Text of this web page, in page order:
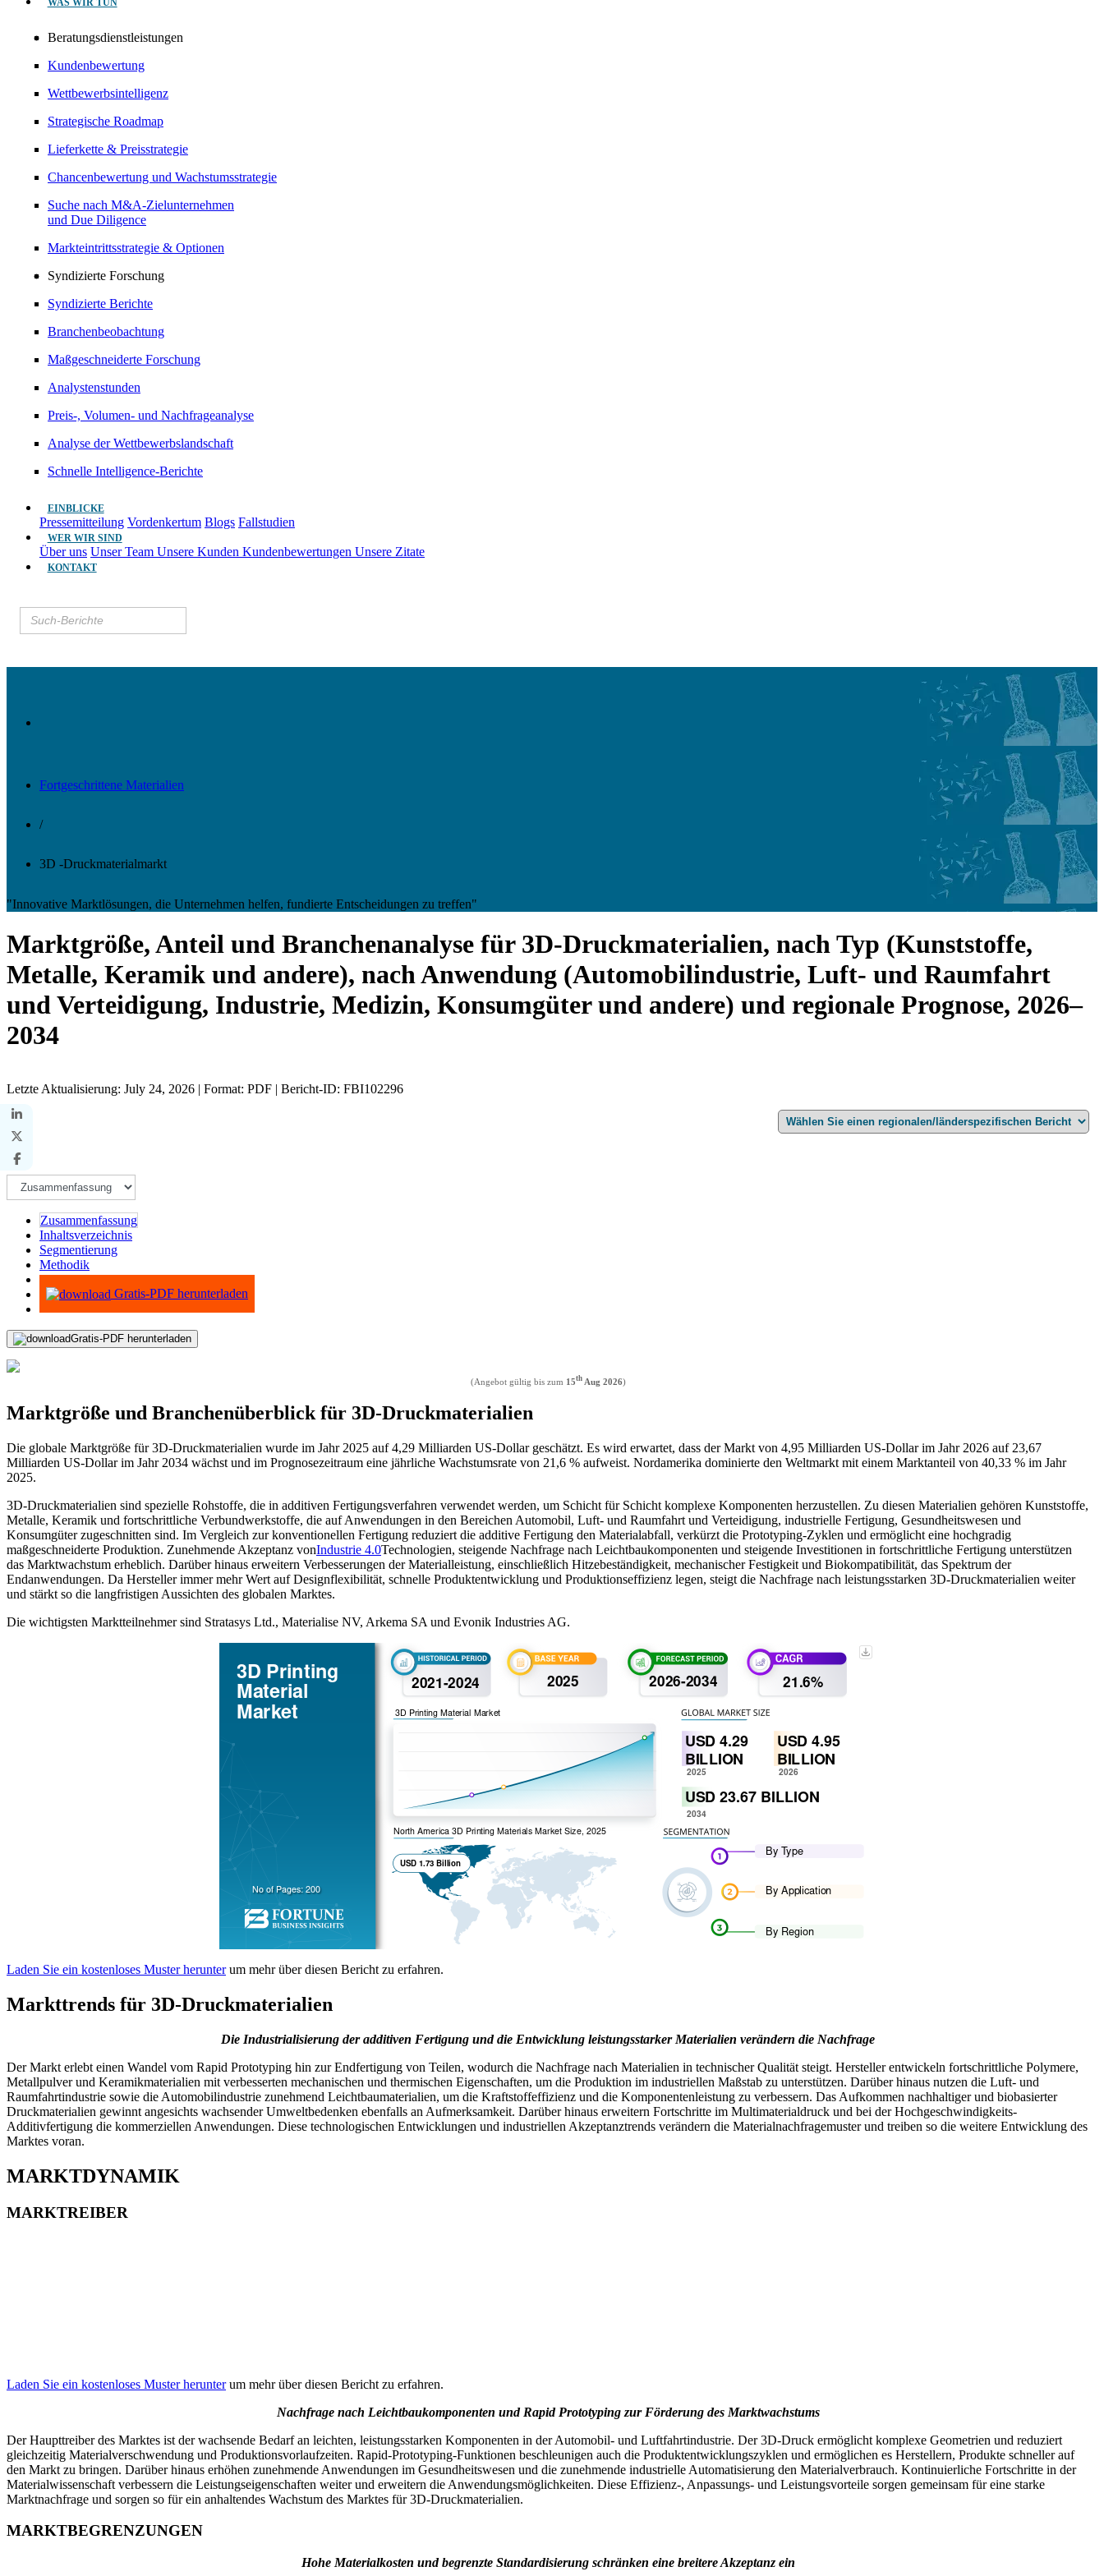
WAS WIR TUN
Beratungsdienstleistungen
Kundenbewertung
Wettbewerbsintelligenz
Strategische Roadmap
Lieferkette & Preisstrategie
Chancenbewertung und Wachstumsstrategie
Suche nach M&A-Zielunternehmen
und Due Diligence
Markteintrittsstrategie & Optionen
Syndizierte Forschung
Syndizierte Berichte
Branchenbeobachtung
Maßgeschneiderte Forschung
Analystenstunden
Preis-, Volumen- und Nachfrageanalyse
Analyse der Wettbewerbslandschaft
Schnelle Intelligence-Berichte
EINBLICKE
Pressemitteilung Vordenkertum Blogs Fallstudien
WER WIR SIND
Über uns Unser Team Unsere Kunden Kundenbewertungen Unsere Zitate
KONTAKT
Fortgeschrittene Materialien
/
3D -Druckmaterialmarkt
"Innovative Marktlösungen, die Unternehmen helfen, fundierte Entscheidungen zu treffen"
Marktgröße, Anteil und Branchenanalyse für 3D-Druckmaterialien, nach Typ (Kunststoffe,
Metalle, Keramik und andere), nach Anwendung (Automobilindustrie, Luft- und Raumfahrt
und Verteidigung, Industrie, Medizin, Konsumgüter und andere) und regionale Prognose, 2026–
2034
Letzte Aktualisierung: July 24, 2026 | Format: PDF | Bericht-ID: FBI102296
Zusammenfassung
Inhaltsverzeichnis
Segmentierung
Methodik
Infografiken
Gratis-PDF herunterladen
Gratis-PDF herunterladen
(Angebot gültig bis zum 15thAug 2026)
Marktgröße und Branchenüberblick für 3D-Druckmaterialien
Die globale Marktgröße für 3D-Druckmaterialien wurde im Jahr 2025 auf 4,29 Milliarden US-Dollar geschätzt. Es wird erwartet, dass der Markt von 4,95 Milliarden US-Dollar im Jahr 2026 auf 23,67
Milliarden US-Dollar im Jahr 2034 wächst und im Prognosezeitraum eine jährliche Wachstumsrate von 21,6 % aufweist. Nordamerika dominierte den Weltmarkt mit einem Marktanteil von 40,33 % im Jahr
2025.
3D-Druckmaterialien sind spezielle Rohstoffe, die in additiven Fertigungsverfahren verwendet werden, um Schicht für Schicht komplexe Komponenten herzustellen. Zu diesen Materialien gehören Kunststoffe,
Metalle, Keramik und fortschrittliche Verbundwerkstoffe, die auf Anwendungen in den Bereichen Automobil, Luft- und Raumfahrt und Verteidigung, industrielle Fertigung, Gesundheitswesen und
Konsumgüter zugeschnitten sind. Im Vergleich zur konventionellen Fertigung reduziert die additive Fertigung den Materialabfall, verkürzt die Prototyping-Zyklen und ermöglicht eine hochgradig
maßgeschneiderte Produktion. Zunehmende Akzeptanz vonIndustrie 4.0Technologien, steigende Nachfrage nach Leichtbaukomponenten und steigende Investitionen in fortschrittliche Fertigung unterstützen
das Marktwachstum erheblich. Darüber hinaus erweitern Verbesserungen der Materialleistung, einschließlich Hitzebeständigkeit, mechanischer Festigkeit und Biokompatibilität, das Spektrum der
Endanwendungen. Da Hersteller immer mehr Wert auf Designflexibilität, schnelle Produktentwicklung und Produktionseffizienz legen, steigt die Nachfrage nach leistungsstarken 3D-Druckmaterialien weiter
und stärkt so die langfristigen Aussichten des globalen Marktes.
Die wichtigsten Marktteilnehmer sind Stratasys Ltd., Materialise NV, Arkema SA und Evonik Industries AG.
Laden Sie ein kostenloses Muster herunterum mehr über diesen Bericht zu erfahren.
Markttrends für 3D-Druckmaterialien
Die Industrialisierung der additiven Fertigung und die Entwicklung leistungsstarker Materialien verändern die Nachfrage
Der Markt erlebt einen Wandel vom Rapid Prototyping hin zur Endfertigung von Teilen, wodurch die Nachfrage nach Materialien in technischer Qualität steigt. Hersteller entwickeln fortschrittliche Polymere,
Metallpulver und Keramikmaterialien mit verbesserten mechanischen und thermischen Eigenschaften, um die Produktion im industriellen Maßstab zu unterstützen. Darüber hinaus nutzen die Luft- und
Raumfahrtindustrie sowie die Automobilindustrie zunehmend Leichtbaumaterialien, um die Kraftstoffeffizienz und die Komponentenleistung zu verbessern. Das Aufkommen nachhaltiger und biobasierter
Druckmaterialien gewinnt angesichts wachsender Umweltbedenken ebenfalls an Aufmerksamkeit. Darüber hinaus erweitern Fortschritte im Multimaterialdruck und bei der Hochgeschwindigkeits-
Additivfertigung die kommerziellen Anwendungen. Diese technologischen Entwicklungen und industriellen Akzeptanztrends verändern die Materialnachfragemuster und treiben so die weitere Entwicklung des
Marktes voran.
MARKTDYNAMIK
MARKTREIBER
Laden Sie ein kostenloses Muster herunterum mehr über diesen Bericht zu erfahren.
Nachfrage nach Leichtbaukomponenten und Rapid Prototyping zur Förderung des Marktwachstums
Der Haupttreiber des Marktes ist der wachsende Bedarf an leichten, leistungsstarken Komponenten in der Automobil- und Luftfahrtindustrie. Der 3D-Druck ermöglicht komplexe Geometrien und reduziert
gleichzeitig Materialverschwendung und Produktionsvorlaufzeiten. Rapid-Prototyping-Funktionen beschleunigen auch die Produktentwicklungszyklen und ermöglichen es Herstellern, Produkte schneller auf
den Markt zu bringen. Darüber hinaus erhöhen zunehmende Anwendungen im Gesundheitswesen und die zunehmende industrielle Automatisierung den Materialverbrauch. Kontinuierliche Fortschritte in der
Materialwissenschaft verbessern die Leistungseigenschaften weiter und erweitern die Anwendungsmöglichkeiten. Diese Effizienz-, Anpassungs- und Leistungsvorteile sorgen gemeinsam für eine starke
Marktnachfrage und sorgen so für ein anhaltendes Wachstum des Marktes für 3D-Druckmaterialien.
MARKTBEGRENZUNGEN
Hohe Materialkosten und begrenzte Standardisierung schränken eine breitere Akzeptanz ein